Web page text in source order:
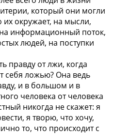
который они могли
их окружает, на мысли,
информационный поток,
людей, на поступки
правду от лжи, когда
себя ложью? Она ведь
и в большом и в
человека от человека
никогда не скажет: я
я творю, что хочу,
то, что происходит с